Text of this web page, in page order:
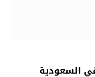
السعودية